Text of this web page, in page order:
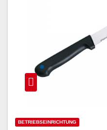
BETRIEBSEINRICHTUNG